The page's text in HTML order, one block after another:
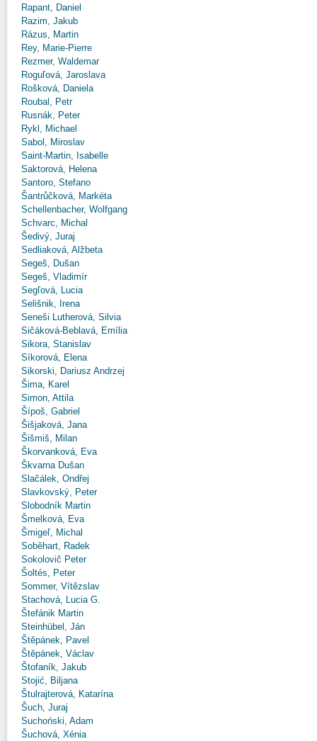
Rapant, Daniel
Razim, Jakub
Rázus, Martin
Rey, Marie-Pierre
Rezmer, Waldemar
Roguľová, Jaroslava
Rošková, Daniela
Roubal, Petr
Rusnák, Peter
Rykl, Michael
Sabol, Miroslav
Saint-Martin, Isabelle
Saktorová, Helena
Santoro, Stefano
Šantrůčková, Markéta
Schellenbacher, Wolfgang
Schvarc, Michal
Šedivý, Juraj
Sedliaková, Alžbeta
Segeš, Dušan
Segeš, Vladimír
Segľová, Lucia
Selišnik, Irena
Seneši Lutherová, Silvia
Sičáková-Beblavá, Emília
Sikora, Stanislav
Síkorová, Elena
Sikorski, Dariusz Andrzej
Šima, Karel
Simon, Attila
Šípoš, Gabriel
Šišjaková, Jana
Šišmiš, Milan
Škorvanková, Eva
Škvarna Dušan
Slačálek, Ondřej
Slavkovský, Peter
Slobodník Martin
Šmelková, Eva
Šmigeľ, Michal
Soběhart, Radek
Sokolovič Peter
Šoltés, Peter
Sommer, Vítězslav
Stachová, Lucia G.
Štefánik Martin
Steinhübel, Ján
Štěpánek, Pavel
Štěpánek, Václav
Štofaník, Jakub
Stojić, Biljana
Štulrajterová, Katarína
Šuch, Juraj
Suchoński, Adam
Šuchová, Xénia